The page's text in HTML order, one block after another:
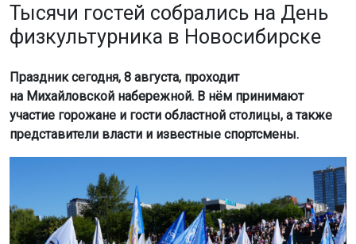
Тысячи гостей собрались на День
физкультурника в Новосибирске
Праздник сегодня, 8 августа, проходит
на Михайловской набережной. В нём принимают
участие горожане и гости областной столицы, а также
представители власти и известные спортсмены.